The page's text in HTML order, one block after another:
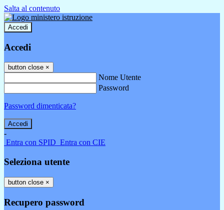
Salta al contenuto
Accedi
Accedi
button close ×
Nome Utente
Password
Password dimenticata?
-
Entra con SPID Entra con CIE
Seleziona utente
button close ×
Recupero password